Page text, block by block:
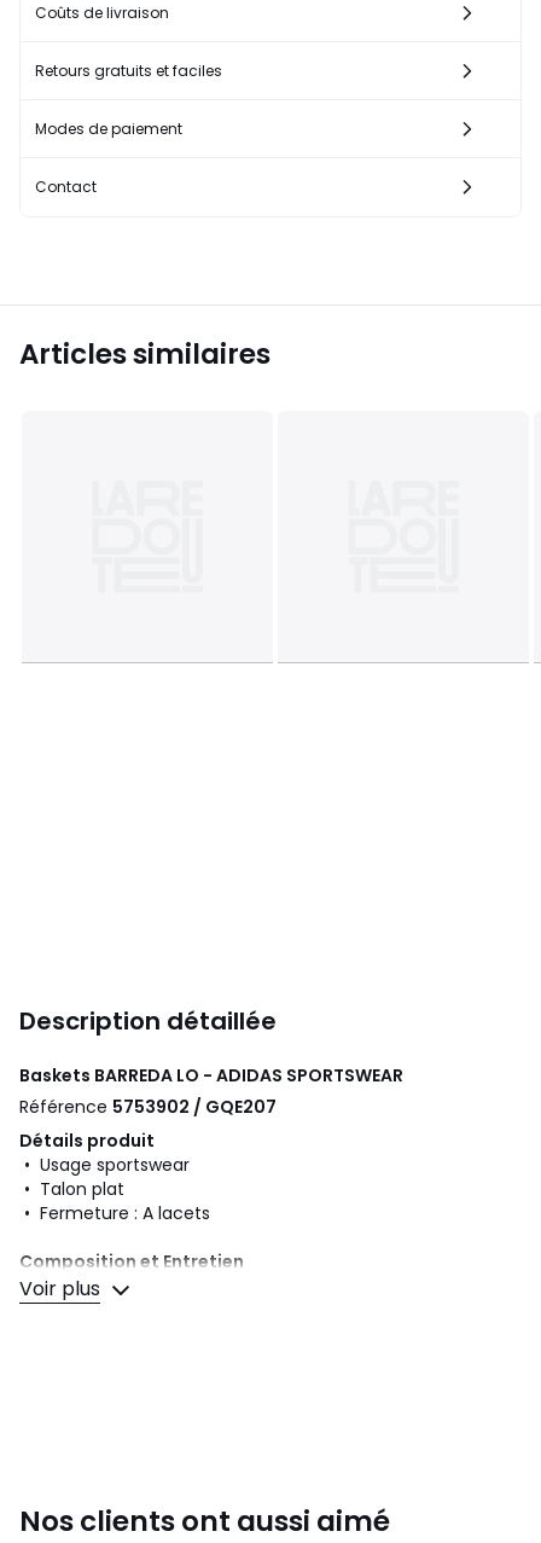
Coûts de livraison
Retours gratuits et faciles
Modes de paiement
Contact
Articles similaires
Description détaillée
Baskets BARREDA LO - ADIDAS SPORTSWEAR
Référence 5753902 / GQE207
Détails produit
• Usage sportswear
• Talon plat
• Fermeture : A lacets
Composition et Entretien
• Dessus/Tige : 50% autres matériaux, 50% cuir
• Doublure : 100% textile
Voir plus
Nos clients ont aussi aimé